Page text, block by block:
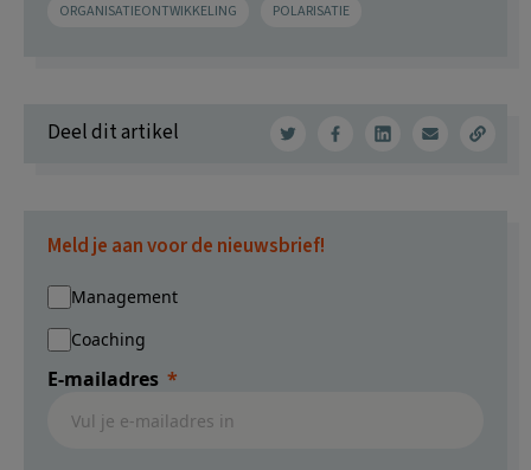
ORGANISATIEONTWIKKELING POLARISATIE
Deel dit artikel
Meld je aan voor de nieuwsbrief!
Management
Coaching
E-mailadres